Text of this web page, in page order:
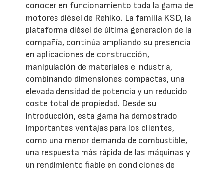
conocer en funcionamiento toda la gama de
motores diésel de Rehlko. La familia KSD, la
plataforma diésel de última generación de la
compañía, continúa ampliando su presencia
en aplicaciones de construcción,
manipulación de materiales e industria,
combinando dimensiones compactas, una
elevada densidad de potencia y un reducido
coste total de propiedad. Desde su
introducción, esta gama ha demostrado
importantes ventajas para los clientes,
como una menor demanda de combustible,
una respuesta más rápida de las máquinas y
un rendimiento fiable en condiciones de